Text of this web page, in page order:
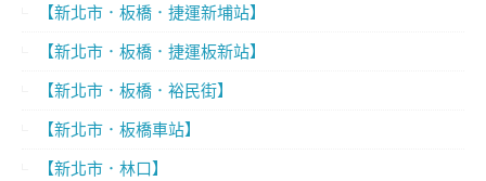
【新北市．板橋．捷運新埔站】
【新北市．板橋．捷運板新站】
【新北市．板橋．裕民街】
【新北市．板橋車站】
【新北市．林口】